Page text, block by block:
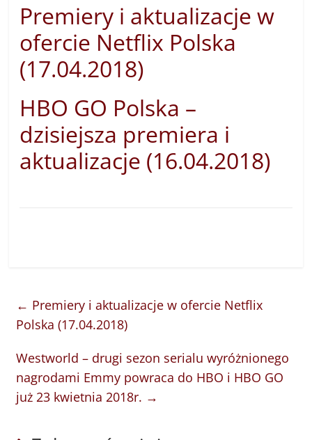
Premiery i aktualizacje w
ofercie Netflix Polska
(17.04.2018)
HBO GO Polska –
dzisiejsza premiera i
aktualizacje (16.04.2018)
← Premiery i aktualizacje w ofercie Netflix
Polska (17.04.2018)
Westworld – drugi sezon serialu wyróżnionego
nagrodami Emmy powraca do HBO i HBO GO
już 23 kwietnia 2018r. →